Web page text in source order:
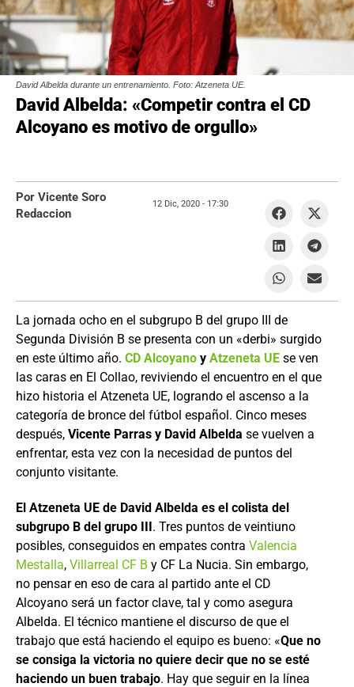
David Albelda durante un entrenamiento. Foto: Atzeneta UE.
David Albelda: «Competir contra el CD
Alcoyano es motivo de orgullo»
La jornada ocho en el subgrupo B del grupo III de
Segunda División B se presenta con un «derbi» surgido
en este último año. CD Alcoyano y Atzeneta UE se ven
las caras en El Collao, reviviendo el encuentro en el que
hizo historia el Atzeneta UE, logrando el ascenso a la
categoría de bronce del fútbol español. Cinco meses
después, Vicente Parras y David Albelda se vuelven a
enfrentar, esta vez con la necesidad de puntos del
conjunto visitante.
El Atzeneta UE de David Albelda es el colista del
subgrupo B del grupo III. Tres puntos de veintiuno
posibles, conseguidos en empates contra Valencia
Mestalla, Villarreal CF B y CF La Nucia. Sin embargo,
no pensar en eso de cara al partido ante el CD
Alcoyano será un factor clave, tal y como asegura
Albelda. El técnico mantiene el discurso de que el
trabajo que está haciendo el equipo es bueno: «Que no
se consiga la victoria no quiere decir que no se esté
haciendo un buen trabajo. Hay que seguir en la línea
Por Vicente Soro
Redaccion
12 Dic, 2020 - 17:30